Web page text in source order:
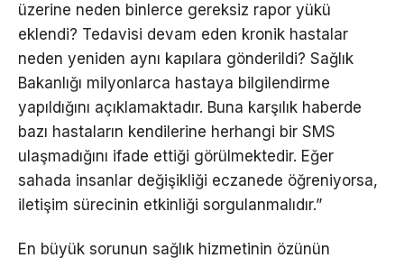
üzerine neden binlerce gereksiz rapor yükü
eklendi? Tedavisi devam eden kronik hastalar
neden yeniden aynı kapılara gönderildi? Sağlık
Bakanlığı milyonlarca hastaya bilgilendirme
yapıldığını açıklamaktadır. Buna karşılık haberde
bazı hastaların kendilerine herhangi bir SMS
ulaşmadığını ifade ettiği görülmektedir. Eğer
sahada insanlar değişikliği eczanede öğreniyorsa,
iletişim sürecinin etkinliği sorgulanmalıdır.”
En büyük sorunun sağlık hizmetinin özünün